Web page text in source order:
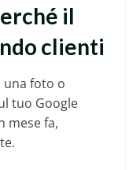
il
clienti
una foto o
tuo Google
mese fa,